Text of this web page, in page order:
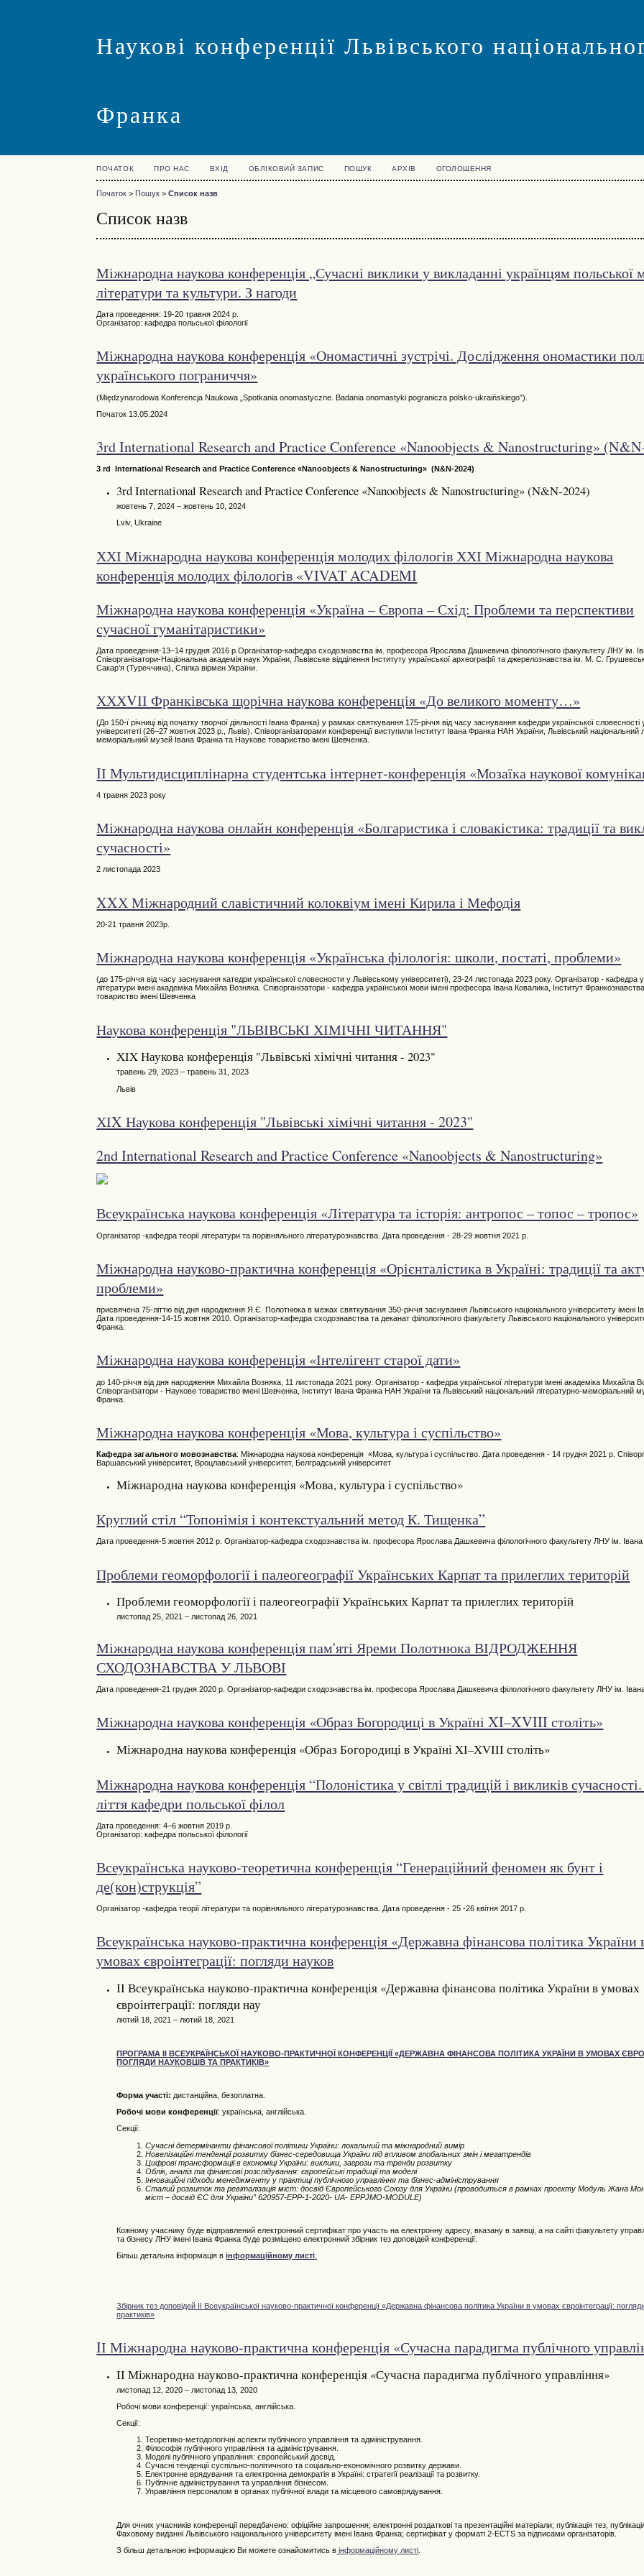
Наукові конференції Львівського
Франка
ПОЧАТОК ПРО НАС ВХІД ОБЛІКОВИЙ ЗАПИС ПОШУК АРХІВ ОГОЛОШЕННЯ
Початок > Пошук >Список назв
Список назв
Міжнародна наукова конференція „Сучасні виклики у викладанні українцям польської
літератури та культури. З нагоди
Дата проведення: 19-20 травня 2024 р.
Організатор: кафедра польської філології
Міжнародна наукова конференція «Ономастичні зустрічі. Дослідження ономастики
українського пограниччя»
(Międzynarodowa Konferencja Naukowa „Spotkania onomastyczne. Badania onomastyki pogranicza polsko-ukraińskiego”).
Початок 13.05.2024
3rd International Research and Practice Conference «Nanoobjects & Nanostructuring»
3 rd International Research and Practice Conference «Nanoobjects & Nanostructuring» (N&N-2024)
3rd International Research and Practice Conference «Nanoobjects & Nanostructuring» (N&N-2024)
жовтень 7, 2024 – жовтень 10, 2024
Lviv, Ukraine
ХХІ Міжнародна наукова конференція молодих філологів ХХІ Міжнародна наукова
конференція молодих філологів «VIVAT ACADEMI
Міжнародна наукова конференція «Україна – Європа – Схід: Проблеми та перспективи
сучасної гуманітаристики»
Дата проведення-13–14 грудня 2016 р.Організатор-кафедра сходознавства ім. професора Ярослава Дашкевича філологічного факультету ЛНУ ім.
Співорганізатори-Національна академія наук України, Львівське відділення Інституту української археографії та джерелознавства ім. М. С.
Сакар’я (Туреччина), Спілка вірмен України.
ХХХVІІ Франківська щорічна наукова конференція «До великого моменту…»
(До 150-ї річниці від початку творчої діяльності Івана Франка) у рамках святкування 175-річчя від часу заснування кафедри української словесності
університеті (26–27 жовтня 2023 р., Львів). Співорганізаторами конференції виступили Інститут Івана Франка НАН України, Львівський національний
меморіальний музей Івана Франка та Наукове товариство імені Шевченка.
IІ Мультидисциплінарна студентська інтернет-конференція «Мозаїка наукової
4 травня 2023 року
Міжнародна наукова онлайн конференція «Болгаристика і словакістика: традиції та
сучасності»
2 листопада 2023
XXХ Міжнародний славістичний колоквіум імені Кирила і Мефодія
20-21 травня 2023р.
Міжнародна наукова конференція «Українська філологія: школи, постаті, проблеми»
(до 175-річчя від часу заснування катедри української словесности у Львівському університеті), 23-24 листопада 2023 року. Організатор - кафедра
літератури імені академіка Михайла Возняка. Співорганізатори - кафедра української мови імені професора Івана Ковалика, Інститут
товариство імені Шевченка
Наукова конференція "ЛЬВІВСЬКІ ХІМІЧНІ ЧИТАННЯ"
ХІX Наукова конференція "Львівські хімічні читання - 2023"
травень 29, 2023 – травень 31, 2023
Львів
ХІX Наукова конференція "Львівські хімічні читання - 2023"
2nd International Research and Practice Conference «Nanoobjects & Nanostructuring»
Всеукраїнська наукова конференція «Література та історія: антропос – топос – тропос»
Організатор -кафедра теорії літератури та порівняльного літературознавства. Дата проведення - 28-29 жовтня 2021 р.
Міжнародна науково-практична конференція «Орієнталістика в Україні: традиції та
проблеми»
присвячена 75-літтю від дня народження Я.Є. Полотнюка в межах святкування 350-річчя заснування Львівського національного університету імені
Дата проведення-14-15 жовтня 2010. Організатор-кафедра сходознавства та деканат філологічного факультету Львівського національного
Франка.
Міжнародна наукова конференція «Інтелігент старої дати»
до 140-річчя від дня народження Михайла Возняка, 11 листопада 2021 року. Організатор - кафедра української літератури імені академіка Михайла
Співорганізатори - Наукове товариство імені Шевченка, Інститут Івана Франка НАН України та Львівський національний літературно-меморіальний
Франка.
Міжнародна наукова конференція «Мова, культура і суспільство»
Кафедра загального мовознавства: Міжнародна наукова конференція «Мова, культура і суспільство. Дата проведення - 14 грудня 2021 р.
Варшавський університет, Вроцлавський університет, Белградський університет
Міжнародна наукова конференція «Мова, культура і суспільство»
Круглий стіл “Топонімія і контекстуальний метод К. Тищенка”
Дата проведення-5 жовтня 2012 р. Організатор-кафедра сходознавства ім. професора Ярослава Дашкевича філологічного факультету ЛНУ ім. Івана
Проблеми геоморфології і палеогеографії Українських Карпат та прилеглих територій
Проблеми геоморфології і палеогеографії Українських Карпат та прилеглих територій
листопад 25, 2021 – листопад 26, 2021
Міжнародна наукова конференція пам'яті Яреми Полотнюка ВІДРОДЖЕННЯ
СХОДОЗНАВСТВА У ЛЬВОВІ
Дата проведення-21 грудня 2020 р. Організатор-кафедри сходознавства ім. професора Ярослава Дашкевича філологічного факультету ЛНУ ім.
Міжнародна наукова конференція «Образ Богородиці в Україні XI–XVIII століть»
Міжнародна наукова конференція «Образ Богородиці в Україні XI–XVIII століть»
Міжнародна наукова конференція “Полоністика у світлі традицій і викликів
ліття кафедри польської філол
Дата проведення: 4–6 жовтня 2019 р.
Організатор: кафедра польської філології
Всеукраїнська науково-теоретична конференція “Генераційний феномен як бунт і
де(кон)струкція”
Організатор -кафедра теорії літератури та порівняльного літературознавства. Дата проведення - 25 -26 квітня 2017 р.
Всеукраїнська науково-практична конференція «Державна фінансова політика України
умовах євроінтеграції: погляди науков
ІI Всеукраїнська науково-практична конференція «Державна фінансова політика України в умовах
євроінтеграції: погляди нау
лютий 18, 2021 – лютий 18, 2021
ПРОГРАМА ІІ ВСЕУКРАЇНСЬКОЇ НАУКОВО-ПРАКТИЧНОЇ КОНФЕРЕНЦІЇ «ДЕРЖАВНА ФІНАНСОВА ПОЛІТИКА УКРАЇНИ В УМОВАХ
ПОГЛЯДИ НАУКОВЦІВ ТА ПРАКТИКІВ»
Форма участі: дистанційна, безоплатна.
Робочі мови конференції: українська, англійська.
Секції:
Сучасні детермінанти фінансової політики України: локальний та міжнародний вимір
Новелізаційні тенденції розвитку бізнес-середовища України під впливом глобальних змін і мегатрендів
Цифрові трансформації в економіці України: виклики, загрози та тренди розвитку
Облік, аналіз та фінансові розслідування: європейські традиції та моделі
Інноваційні підходи менеджменту у практиці публічного управління та бізнес-адміністрування
Сталий розвиток та ревіталізація міст: досвід Європейського Союзу для України (проводиться в рамках проекту Модуль Жана
міст – досвід ЄС для України” 620957-EPP-1-2020- UA- EPPJMO-MODULE)
Кожному учаснику буде відправлений електронний сертифікат про участь на електронну адресу, вказану в заявці, а на сайті факультету
та бізнесу ЛНУ імені Івана Франка буде розміщено електронний збірник тез доповідей конференції.
Більш детальна інформація вінформаційному листі
Збірник тез доповідей ІI Всеукраїнської науково-практичної конференції «Державна фінансова політика України в умовах євроінтеграції:
практиків»
IІ Міжнародна науково-практична конференція «Сучасна парадигма публічного
IІ Міжнародна науково-практична конференція «Сучасна парадигма публічного управління»
листопад 12, 2020 – листопад 13, 2020
Робочі мови конференції: українська, англійська.
Секції:
Теоретико-методологічні аспекти публічного управління та адміністрування.
Філософія публічного управління та адміністрування.
Моделі публічного управління: європейський досвід.
Сучасні тенденції суспільно-політичного та соціально-економічного розвитку держави.
Електронне врядування та електронна демократія в Україні: стратегії реалізації та розвитку.
Публічне адміністрування та управління бізнесом.
Управління персоналом в органах публічної влади та місцевого самоврядування.
Для очних учасників конференції передбачено: офіційне запрошення; електронні роздаткові та презентаційні матеріали; публікація тез,
Фаховому виданні Львівського національного університету імені Івана Франка; сертифікат у форматі 2-ECTS за підписами організаторів.
З більш детальною інформацією Ви можете ознайомитись в інформаційному листі